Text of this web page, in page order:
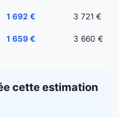
1 692 € 3 721 €
1 659 € 3 660 €
cette estimation